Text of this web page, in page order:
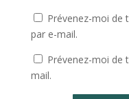
Prévenez-moi de
par e-mail.
Prévenez-moi de
mail.